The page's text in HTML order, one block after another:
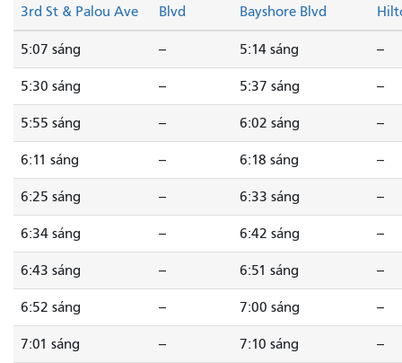
3rd St & Palou Ave
Blvd
Bayshore Blvd
5:07 sáng -- 5:14 sáng --
5:30 sáng -- 5:37 sáng --
5:55 sáng -- 6:02 sáng --
6:11 sáng -- 6:18 sáng --
6:25 sáng -- 6:33 sáng --
6:34 sáng -- 6:42 sáng --
6:43 sáng -- 6:51 sáng --
6:52 sáng -- 7:00 sáng --
7:01 sáng -- 7:10 sáng --